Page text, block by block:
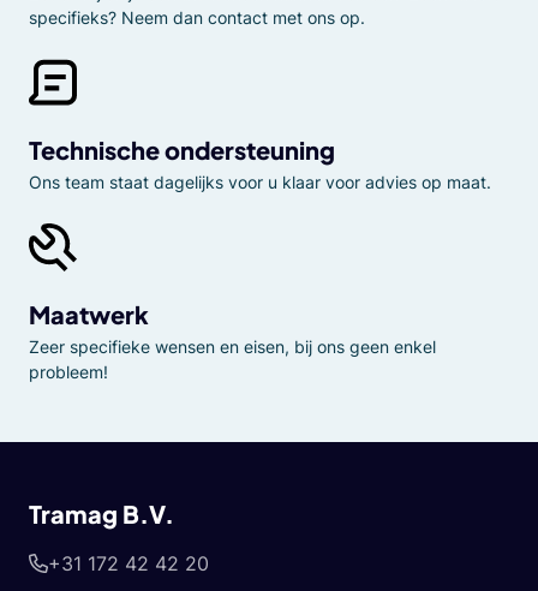
specifieks? Neem dan contact met ons op.
Technische ondersteuning
Ons team staat dagelijks voor u klaar voor advies op maat.
Maatwerk
Zeer specifieke wensen en eisen, bij ons geen enkel
probleem!
Tramag B.V.
+31 172 42 42 20